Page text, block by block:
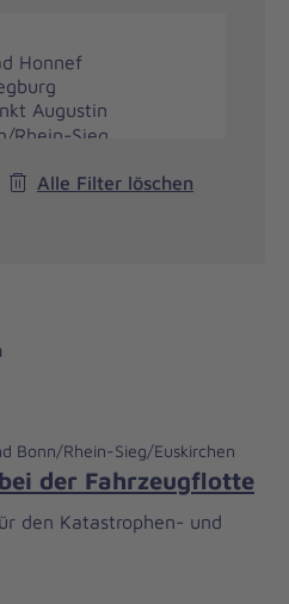
Alle Filter löschen
Bonn/Rhein-Sieg/Euskirchen
der Fahrzeugflotte
den Katastrophen- und